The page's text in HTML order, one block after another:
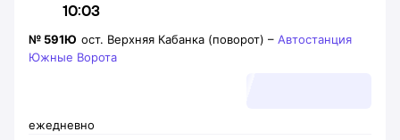
10:03
ежедневно
№ 591Ю ост. Верхняя Кабанка (поворот) – Автостанция
Южные Ворота